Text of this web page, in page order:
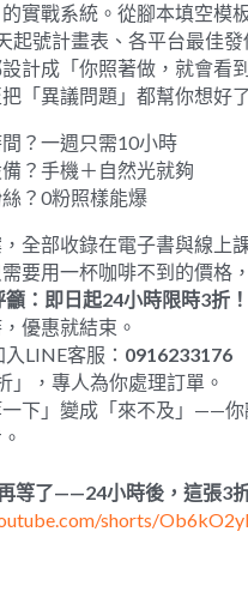
實戰系統。從腳本填空模
起號計畫表、各平台最佳
計成「你照著做，就會看
「異議問題」都幫你想好了
？一週只需10小時
？手機＋自然光就夠
？0粉照樣能爆
全部收錄在電子書與線上
要用一杯咖啡不到的價格
籲：即日起24小時限時3折！
優惠就結束。
入LINE客服： 0916233176
」，專人為你處理訂單。
下」變成「來不及」——你
等了——24小時後，這張3
shorts/